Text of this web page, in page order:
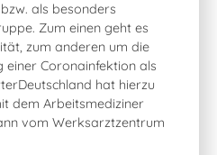
als besonders
Zum einen geht es
zum anderen um die
einer Coronainfektion als
hat hierzu
dem Arbeitsmediziner
vom Werksarztzentrum